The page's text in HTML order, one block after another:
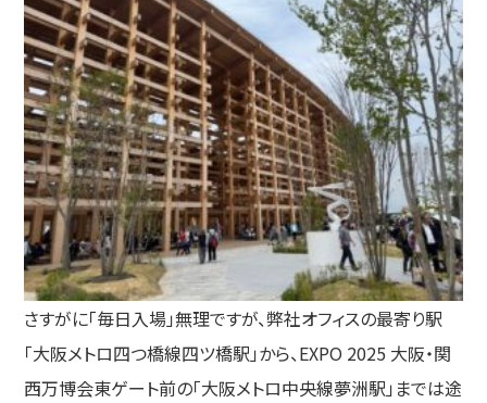
さすがに「毎日入場」無理ですが、弊社オフィスの最寄り駅
「大阪メトロ四つ橋線四ツ橋駅」から、EXPO 2025 大阪・関
西万博会東ゲート前の「大阪メトロ中央線夢洲駅」までは途